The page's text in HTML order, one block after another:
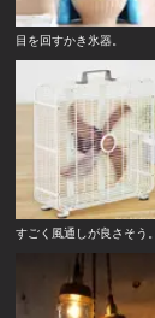
目を回すかき氷器。
すごく風通しが良さそう。